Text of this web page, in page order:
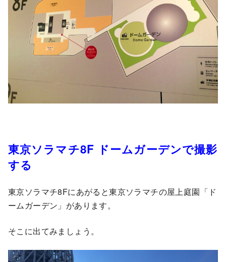
東京ソラマチ8F ドームガーデンで撮影
する
東京ソラマチ8Fにあがると東京ソラマチの屋上庭園「ド
ームガーデン」があります。
そこに出てみましょう。